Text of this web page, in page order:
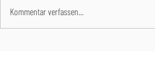
Kommentar verfassen...